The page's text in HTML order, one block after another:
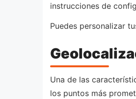
instrucciones de
Puedes personalizar
Una de las
los puntos más